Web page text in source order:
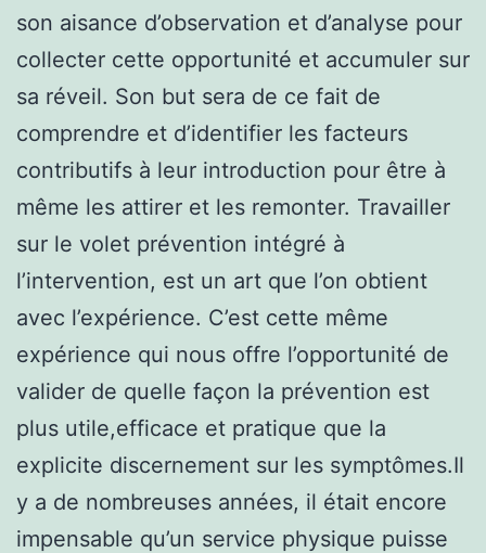
son aisance d’observation et d’analyse pour
collecter cette opportunité et accumuler sur
sa réveil. Son but sera de ce fait de
comprendre et d’identifier les facteurs
contributifs à leur introduction pour être à
même les attirer et les remonter. Travailler
sur le volet prévention intégré à
l’intervention, est un art que l’on obtient
avec l’expérience. C’est cette même
expérience qui nous offre l’opportunité de
valider de quelle façon la prévention est
plus utile,efficace et pratique que la
explicite discernement sur les symptômes.Il
y a de nombreuses années, il était encore
impensable qu’un service physique puisse